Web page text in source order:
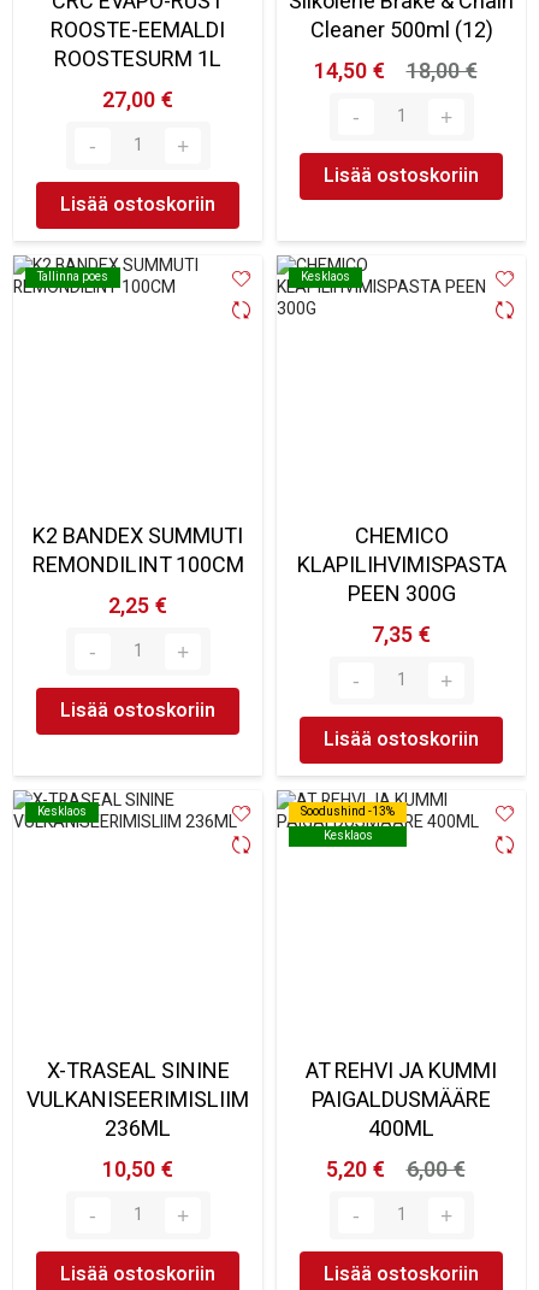
ROOSTE-EEMALDI
ROOSTESURM 1L
27,00 €
Lisää ostoskoriin
Cleaner 500ml (12)
14,50 €
18,00 €
Lisää ostoskoriin
Tallinna poes
Tallinna poes
K2 BANDEX SUMMUTI
REMONDILINT 100CM
2,25 €
Lisää ostoskoriin
Kesklaos
Kesklaos
CHEMICO
KLAPILIHVIMISPASTA
PEEN 300G
7,35 €
Lisää ostoskoriin
Kesklaos
Kesklaos
X-TRASEAL SININE
VULKANISEERIMISLIIM
236ML
10,50 €
Lisää ostoskoriin
Soodushind -13%
Kesklaos
Soodushind -13%
Kesklaos
AT REHVI JA KUMMI
PAIGALDUSMÄÄRE
400ML
5,20 €
6,00 €
Lisää ostoskoriin